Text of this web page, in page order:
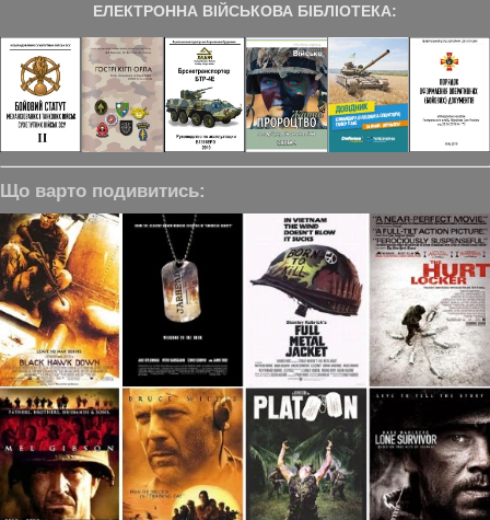
ЕЛЕКТРОННА ВІЙСЬКОВА БІБЛІОТЕКА:
Що варто подивитись: